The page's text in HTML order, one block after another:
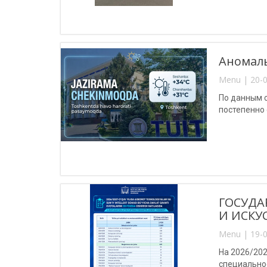
Menu | 20-
По данным
И
Menu | 19-
На 2026/